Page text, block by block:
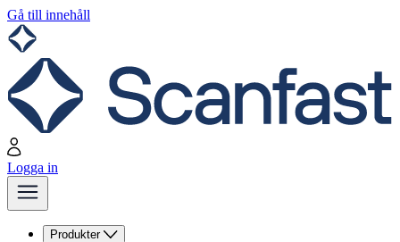
Gå till innehåll
Logga in
Produkter